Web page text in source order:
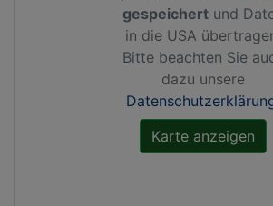
gespeichert und
in die USA
Bitte beachten Sie
dazu unsere